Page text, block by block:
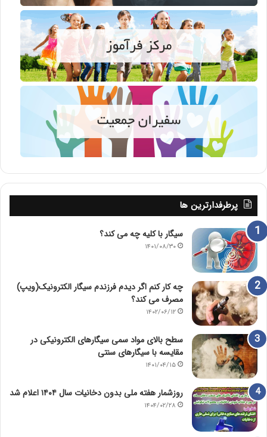
پرطرفدارترین ها
سیگار با کلیه چه می کند؟
۱۴۰۱/۰۸/۳۰
چه کار کنم اگر دیدم فرزندم سیگار الکترونیک(ویپ)
مصرف می کند؟
۱۴۰۲/۰۶/۱۲
سطح بالای مواد سمی سیگارهای الکترونیکی در
مقایسه با سیگارهای سنتی
۱۴۰۱/۰۴/۱۵
روزشمار هفته ملی بدون دخانیات سال ۱۴۰۴ اعلام شد
۱۴۰۴/۰۲/۲۸